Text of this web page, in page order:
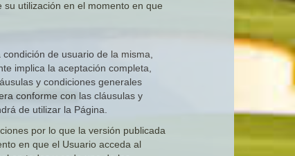
utilización en el momento en que
de usuario de la misma,
implica la aceptación completa,
y condiciones generales
conforme con las cláusulas y
de utilizar la Página.
por lo que la versión publicada
en que el Usuario acceda al